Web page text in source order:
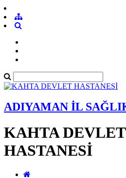
ADIYAMAN İL
KAHTA DEVLET
HASTANESİ